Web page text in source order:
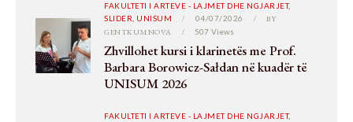
FAKULTETI I ARTEVE - LAJMET DHE NGJARJET,
SLIDER, UNISUM 04/07/2026
BY
GENTKUMNOVA
507 Views
Zhvillohet kursi i klarinetës me Prof.
Barbara Borowicz-Sałdan në kuadër të
UNISUM 2026
FAKULTETI I ARTEVE - LAJMET DHE NGJARJET,